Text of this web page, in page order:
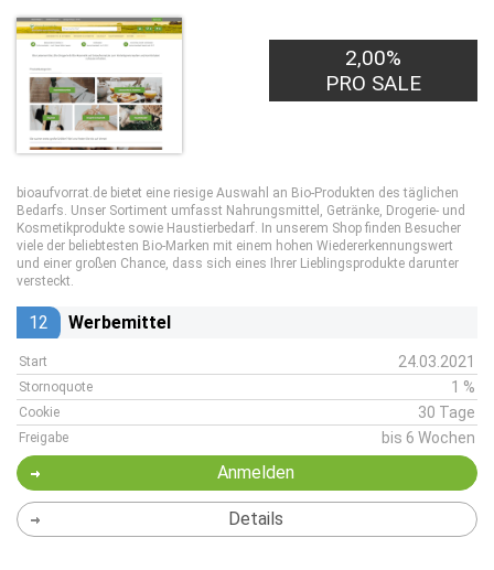
2,00%
PRO SALE
bioaufvorrat.de bietet eine riesige Auswahl an Bio-Produkten des täglichen
Bedarfs. Unser Sortiment umfasst Nahrungsmittel, Getränke, Drogerie- und
Kosmetikprodukte sowie Haustierbedarf. In unserem Shop finden Besucher
viele der beliebtesten Bio-Marken mit einem hohen Wiedererkennungswert
und einer großen Chance, dass sich eines Ihrer Lieblingsprodukte darunter
versteckt.
12 Werbemittel
Start 24.03.2021
Stornoquote 1 %
Cookie 30 Tage
Freigabe bis 6 Wochen
Anmelden
Details